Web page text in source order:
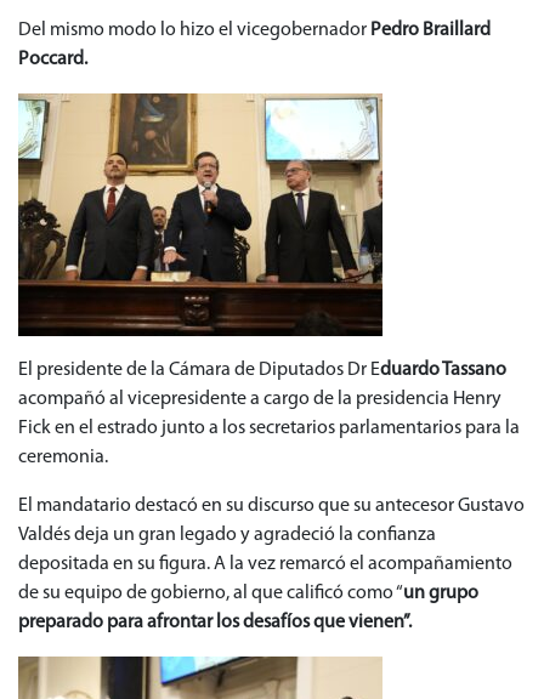
Del mismo modo lo hizo el vicegobernador Pedro Braillard
Poccard.
El presidente de la Cámara de Diputados Dr Eduardo Tassano
acompañó al vicepresidente a cargo de la presidencia Henry
Fick en el estrado junto a los secretarios parlamentarios para la
ceremonia.
El mandatario destacó en su discurso que su antecesor Gustavo
Valdés deja un gran legado y agradeció la confianza
depositada en su figura. A la vez remarcó el acompañamiento
de su equipo de gobierno, al que calificó como “un grupo
preparado para afrontar los desafíos que vienen”.